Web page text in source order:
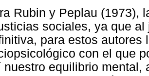
Rubin y Peplau (1973),
sociales, ya que
para estos autores
con el que
nuestro equilibrio mental,